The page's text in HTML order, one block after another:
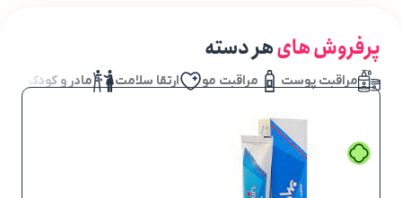
پرفروش هایهر دسته
مراقبت پوست مراقبت مو ارتقا سلامت مادر و کودک